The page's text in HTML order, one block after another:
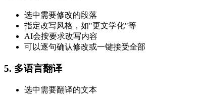
选中需要修改的段落
指定改写风格，如"更文学化"等
AI会按要求改写内容
可以逐句确认修改或一键接受全部
5. 多语言翻译
选中需要翻译的文本